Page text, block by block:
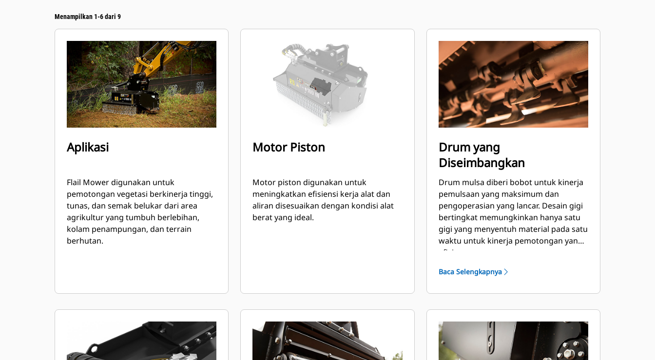
Menampilkan 1-6 dari 9
Aplikasi
Flail Mower digunakan untuk
pemotongan vegetasi berkinerja tinggi,
tunas, dan semak belukar dari area
agrikultur yang tumbuh berlebihan,
kolam penampungan, dan terrain
berhutan.
Motor Piston
Motor piston digunakan untuk
meningkatkan efisiensi kerja alat dan
aliran disesuaikan dengan kondisi alat
berat yang ideal.
Drum yang
Diseimbangkan
Drum mulsa diberi bobot untuk kinerja
pemulsaan yang maksimum dan
pengoperasian yang lancar. Desain gigi
bertingkat memungkinkan hanya satu
gigi yang menyentuh material pada satu
waktu untuk kinerja pemotongan yang
efisien.
Baca Selengkapnya